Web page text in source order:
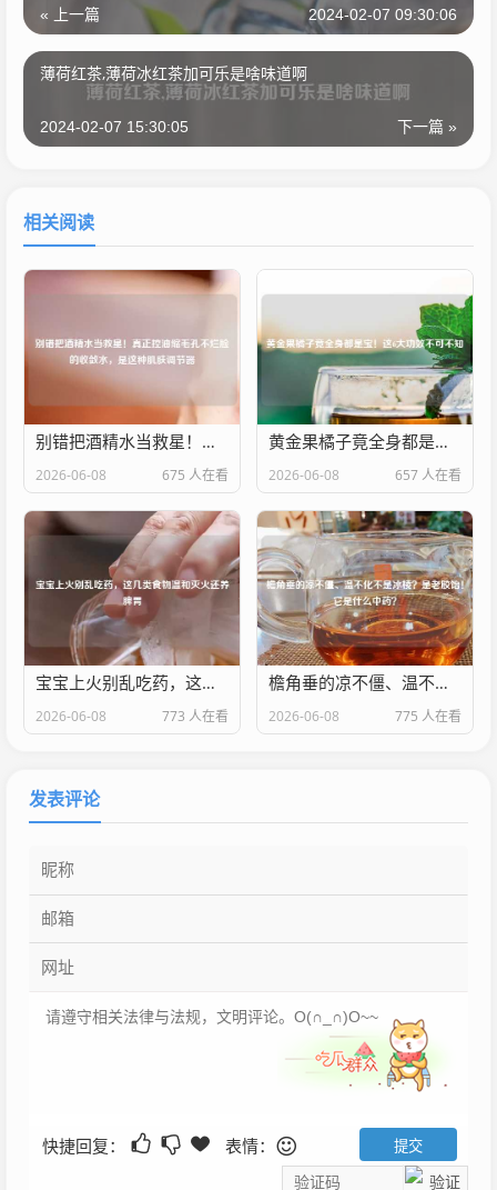
« 上一篇 2024-02-07 09:30:06
薄荷红茶,薄荷冰红茶加可乐是啥味道啊
下一篇 »
2024-02-07 15:30:05
相关阅读
别错把酒精水当救星！真正控油缩毛孔不烂脸的收敛水，是这种肌肤调节器
2026-06-08 675 人在看
黄金果橘子竟全身都是宝！这6大功效不可不知
2026-06-08 657 人在看
宝宝上火别乱吃药，这几类食物温和灭火还养脾胃
2026-06-08 773 人在看
檐角垂的凉不僵、温不化不是冰棱？是老胶饴！它是什么中药？
2026-06-08 775 人在看
发表评论
快捷回复： 表情：